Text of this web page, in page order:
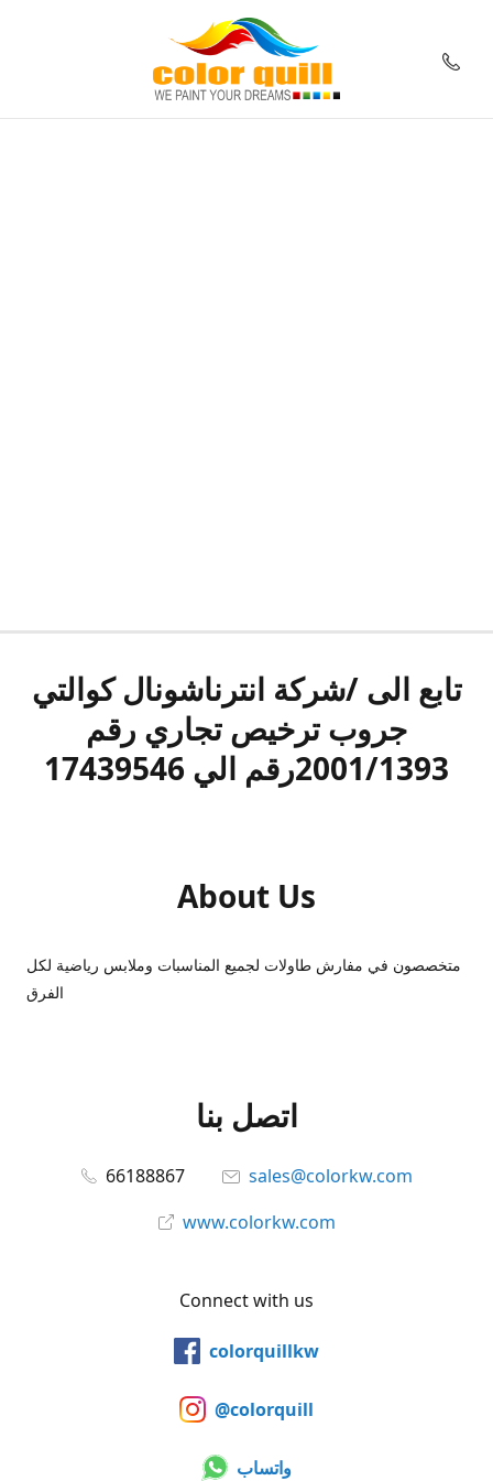
تابع الى /شركة انترناشونال كوالتي
جروب ترخيص تجاري رقم
2001/1393رقم الي 17439546
About Us
متخصصون في مفارش طاولات لجميع المناسبات وملابس رياضية لكل
الفرق
اتصل بنا
66188867
sales@colorkw.com
www.colorkw.com
Connect with us
colorquillkw
@colorquill
واتساب